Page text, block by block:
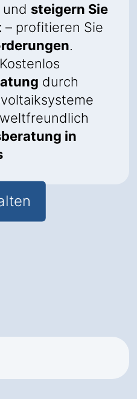
steigern Sie
– profitieren Sie
.
durch
in